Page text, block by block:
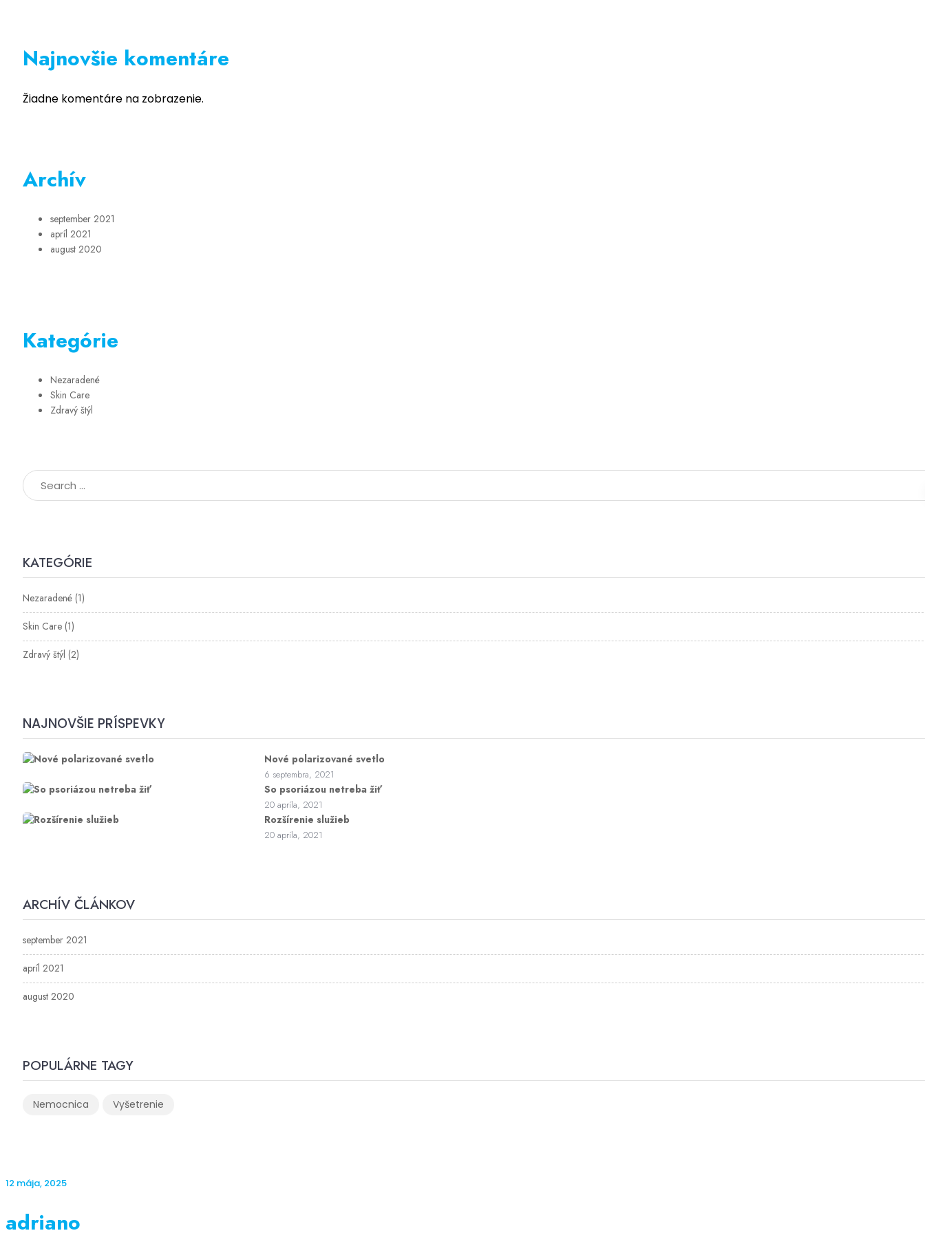
Najnovšie komentáre
Žiadne komentáre na zobrazenie.
Archív
september 2021
apríl 2021
august 2020
Kategórie
Nezaradené
Skin Care
Zdravý štýl
KATEGÓRIE
Nezaradené (1)
Skin Care (1)
Zdravý štýl (2)
NAJNOVŠIE PRÍSPEVKY
Nové polarizované svetlo
6 septembra, 2021
So psoriázou netreba žiť
20 apríla, 2021
Rozšírenie služieb
20 apríla, 2021
ARCHÍV ČLÁNKOV
september 2021
apríl 2021
august 2020
POPULÁRNE TAGY
Nemocnica Vyšetrenie
12 mája, 2025
adriano